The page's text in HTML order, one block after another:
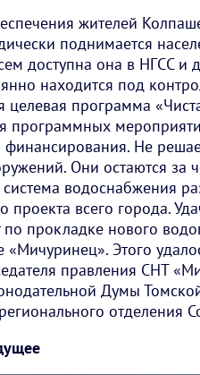
жителей
поднимается
доступна она в НГСС и
находится под
целевая программа
программных
финансирования. Не
Они остаются за
водоснабжения
проекта всего города.
по прокладке нового
«Мичуринец». Этого
правления СНТ
Думы
отделения